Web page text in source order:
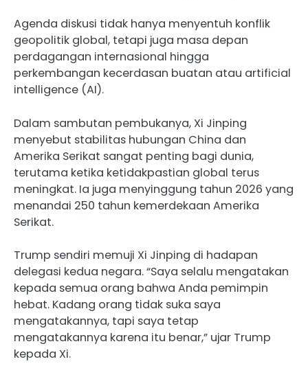
Agenda diskusi tidak hanya menyentuh konflik
geopolitik global, tetapi juga masa depan
perdagangan internasional hingga
perkembangan kecerdasan buatan atau artificial
intelligence (AI).
Dalam sambutan pembukanya, Xi Jinping
menyebut stabilitas hubungan China dan
Amerika Serikat sangat penting bagi dunia,
terutama ketika ketidakpastian global terus
meningkat. Ia juga menyinggung tahun 2026 yang
menandai 250 tahun kemerdekaan Amerika
Serikat.
Trump sendiri memuji Xi Jinping di hadapan
delegasi kedua negara. “Saya selalu mengatakan
kepada semua orang bahwa Anda pemimpin
hebat. Kadang orang tidak suka saya
mengatakannya, tapi saya tetap
mengatakannya karena itu benar,” ujar Trump
kepada Xi.